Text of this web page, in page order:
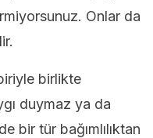
Onlar da
birlikte
duymaz ya da
bir tür bağımlılıktan